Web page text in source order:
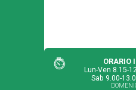
ORARIO
Lun-Ven 8.15-
Sab 9.00-